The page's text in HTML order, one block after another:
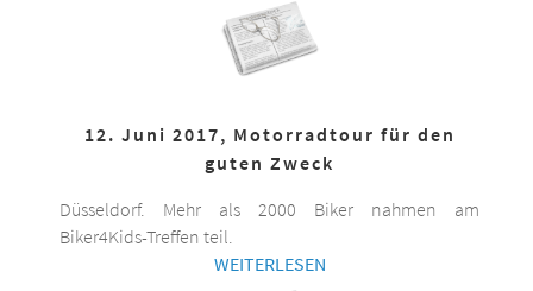
12. Juni 2017, Motorradtour für den
guten Zweck
Düsseldorf. Mehr als 2000 Biker nahmen am
Biker4Kids-Treffen teil.
WEITERLESEN